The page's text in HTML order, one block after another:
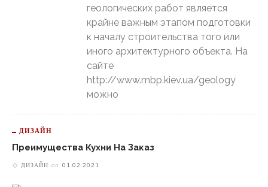
геологических работ является
крайне важным этапом подготовки
к началу строительства того или
иного архитектурного объекта. На
сайте
http://www.mbp.kiev.ua/geology
можно
ДИЗАЙН
Преимущества Кухни На Заказ
ДИЗАЙН on 01.02.2021